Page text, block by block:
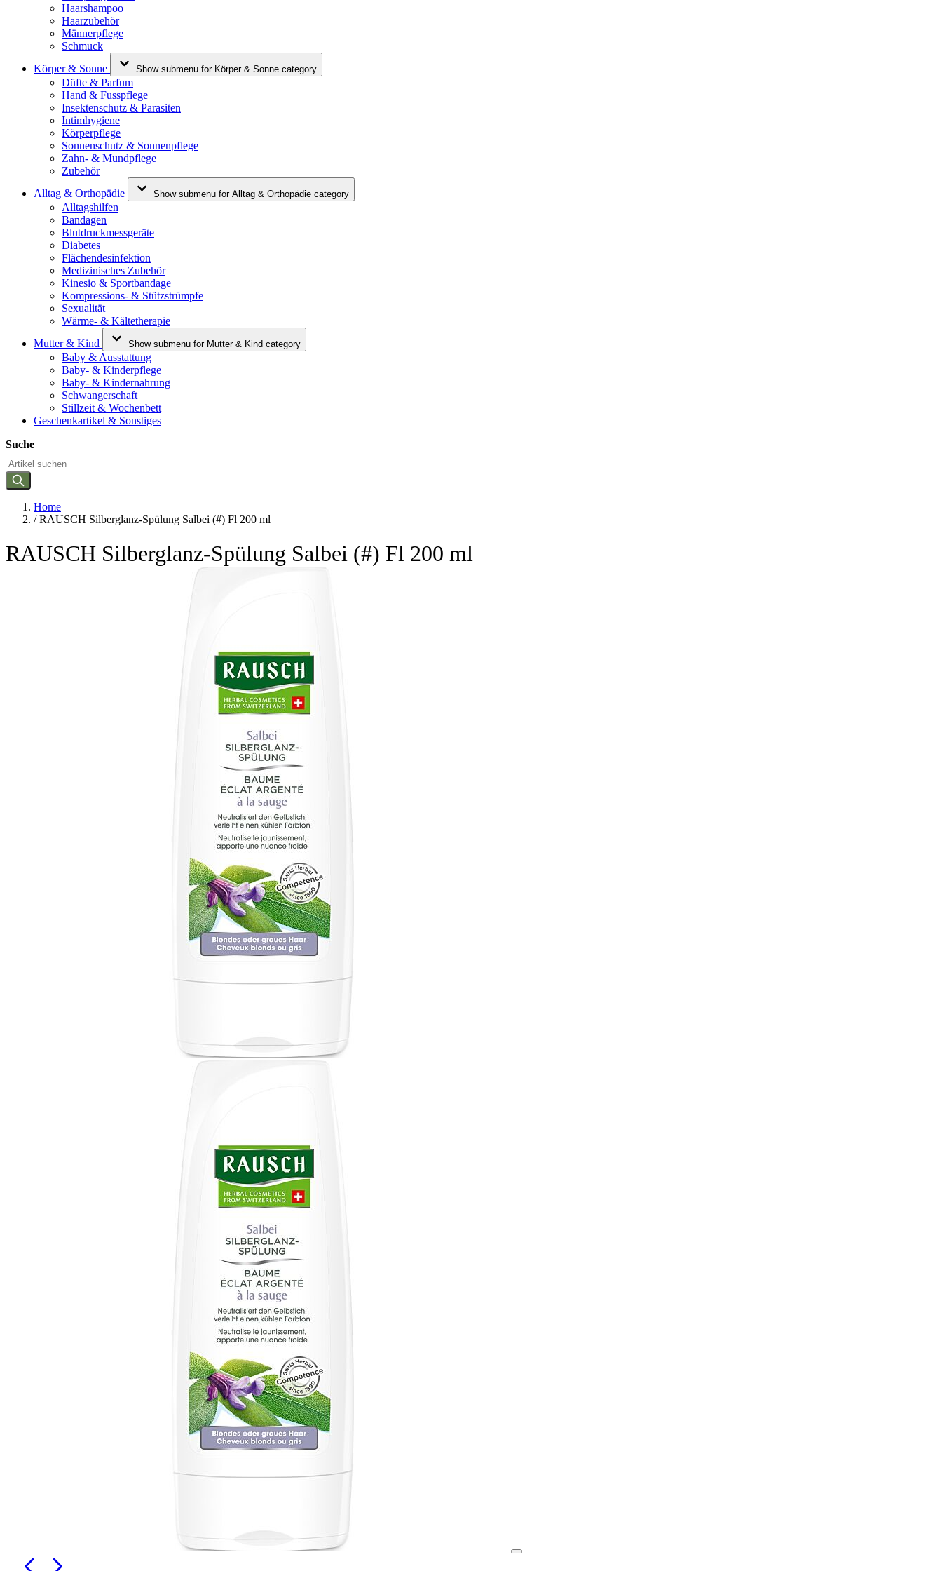
Haarshampoo
Haarzubehör
Männerpflege
Schmuck
Körper & Sonne
Show submenu for Körper & Sonne category
Düfte & Parfum
Hand & Fusspflege
Insektenschutz & Parasiten
Intimhygiene
Körperpflege
Sonnenschutz & Sonnenpflege
Zahn- & Mundpflege
Zubehör
Alltag & Orthopädie
Show submenu for Alltag & Orthopädie category
Alltagshilfen
Bandagen
Blutdruckmessgeräte
Diabetes
Flächendesinfektion
Medizinisches Zubehör
Kinesio & Sportbandage
Kompressions- & Stützstrümpfe
Sexualität
Wärme- & Kältetherapie
Mutter & Kind
Show submenu for Mutter & Kind category
Baby & Ausstattung
Baby- & Kinderpflege
Baby- & Kindernahrung
Schwangerschaft
Stillzeit & Wochenbett
Geschenkartikel & Sonstiges
Suche
Home
/ RAUSCH Silberglanz-Spülung Salbei (#) Fl 200 ml
RAUSCH Silberglanz-Spülung Salbei (#) Fl 200 ml